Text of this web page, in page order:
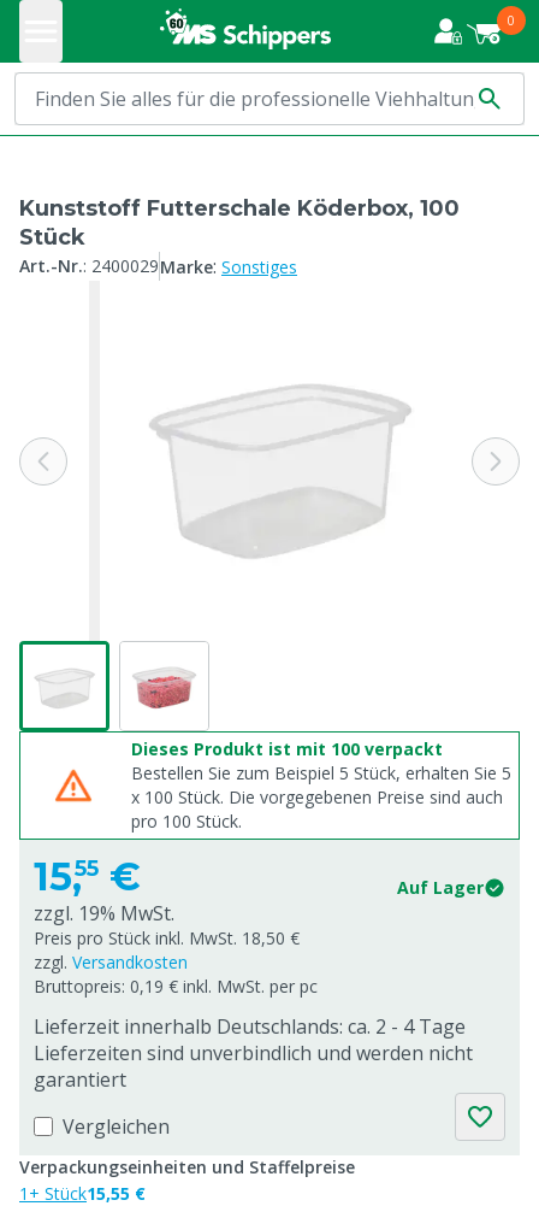
0
Kunststoff Futterschale Köderbox, 100
Stück
Art.-Nr.: 2400029Marke: Sonstiges
Dieses Produkt ist mit 100 verpackt
Bestellen Sie zum Beispiel 5 Stück, erhalten Sie 5
x 100 Stück. Die vorgegebenen Preise sind auch
pro 100 Stück.
15,55 € Auf Lager
zzgl. 19% MwSt.
Preis pro Stück inkl. MwSt. 18,50 €
zzgl. Versandkosten
Bruttopreis: 0,19 € inkl. MwSt. per pc
Lieferzeit innerhalb Deutschlands: ca. 2 - 4 Tage
Lieferzeiten sind unverbindlich und werden nicht
garantiert
Vergleichen
Verpackungseinheiten und Staffelpreise
1+ Stück15,55 €